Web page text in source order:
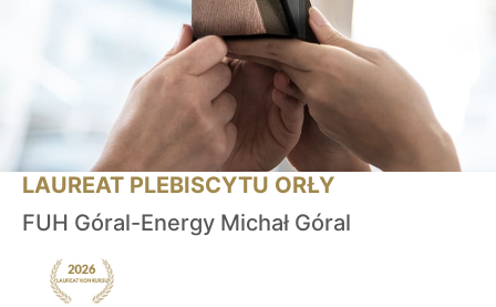
LAUREAT PLEBISCYTU ORŁY
FUH Góral-Energy Michał Góral